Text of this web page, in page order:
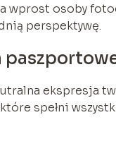
wprost osoby
perspektywę.
spełni